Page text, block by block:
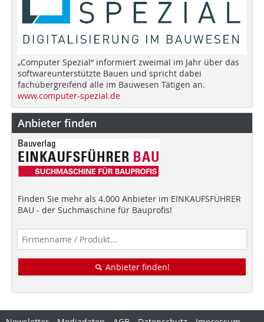
„Computer Spezial“ informiert zweimal im Jahr über das
softwareunterstützte Bauen und spricht dabei
fachübergreifend alle im Bauwesen Tätigen an.
www.computer-spezial.de
Anbieter finden
Finden Sie mehr als 4.000 Anbieter im EINKAUFSFÜHRER
BAU - der Suchmaschine für Bauprofis!
Anbieter finden!